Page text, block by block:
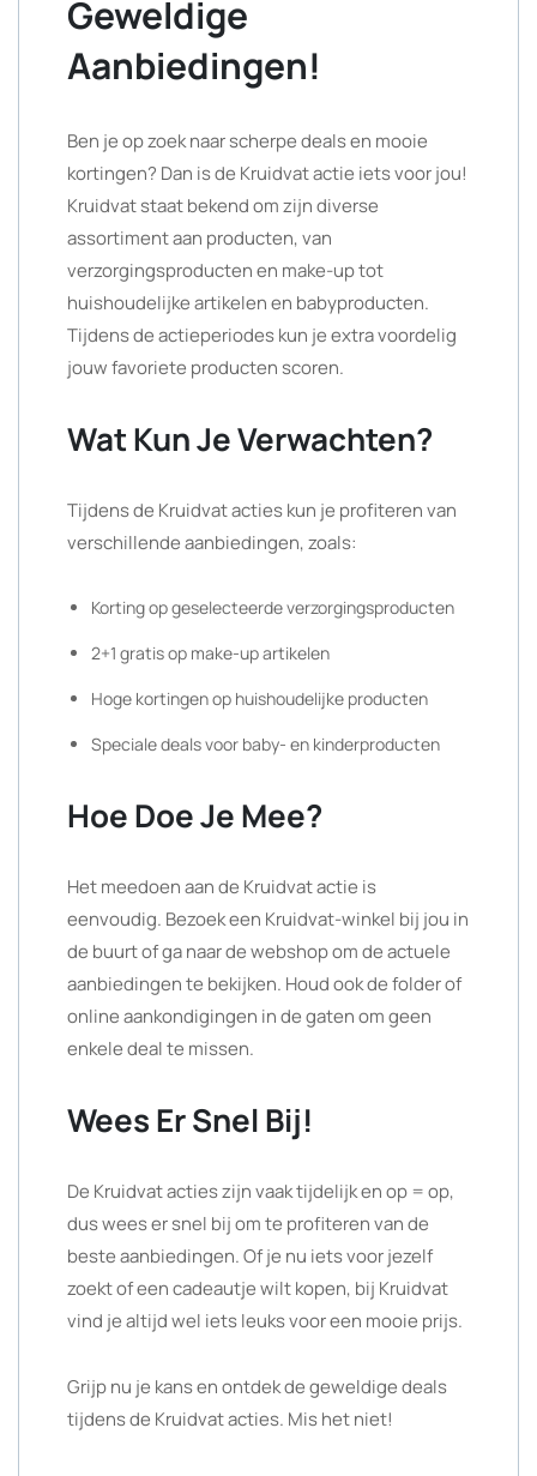
Geweldige
Aanbiedingen!
Ben je op zoek naar scherpe deals en mooie
kortingen? Dan is de Kruidvat actie iets voor jou!
Kruidvat staat bekend om zijn diverse
assortiment aan producten, van
verzorgingsproducten en make-up tot
huishoudelijke artikelen en babyproducten.
Tijdens de actieperiodes kun je extra voordelig
jouw favoriete producten scoren.
Wat Kun Je Verwachten?
Tijdens de Kruidvat acties kun je profiteren van
verschillende aanbiedingen, zoals:
Korting op geselecteerde verzorgingsproducten
2+1 gratis op make-up artikelen
Hoge kortingen op huishoudelijke producten
Speciale deals voor baby- en kinderproducten
Hoe Doe Je Mee?
Het meedoen aan de Kruidvat actie is
eenvoudig. Bezoek een Kruidvat-winkel bij jou in
de buurt of ga naar de webshop om de actuele
aanbiedingen te bekijken. Houd ook de folder of
online aankondigingen in de gaten om geen
enkele deal te missen.
Wees Er Snel Bij!
De Kruidvat acties zijn vaak tijdelijk en op = op,
dus wees er snel bij om te profiteren van de
beste aanbiedingen. Of je nu iets voor jezelf
zoekt of een cadeautje wilt kopen, bij Kruidvat
vind je altijd wel iets leuks voor een mooie prijs.
Grijp nu je kans en ontdek de geweldige deals
tijdens de Kruidvat acties. Mis het niet!